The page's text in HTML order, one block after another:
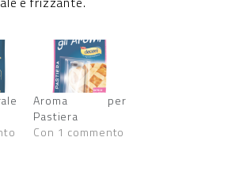
Aroma per
Pastiera
Con 1 commento